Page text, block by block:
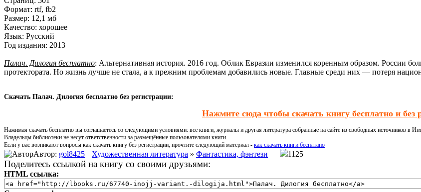
Формат: rtf, fb2
Размер: 12,1 мб
Качество: хорошее
Язык: Русский
Год издания: 2013
Палач. Дилогия бесплатно: Альтернативная история. 2016 год. Облик Евразии изменился коренным образом. России
протектората. Но жизнь лучше не стала, а к прежним проблемам добавились новые. Главные среди них — потеря
Скачать Палач. Дилогия бесплатно без регистрации:
Нажмите сюда чтобы скачать книгу бесплатно и без
Нажимая скачать бесплатно вы соглашаетесь со следующими условиями: все книги, журналы и другая литература собранные на сайте из свободных источников в
Владельцы библиотеки не несут ответственности за размещённые пользователями книги.
Если у вас возникают вопросы как скачать книгу без регистрации, прочтите следующий материал - как скачать книги бесплтано
Автор: gol8425 Художественная литература » Фантастика, фэнтези 1125
Поделитесь ссылкой на книгу со своими друзьями:
HTML ссылка: